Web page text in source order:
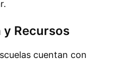
Recursos
cuentan con